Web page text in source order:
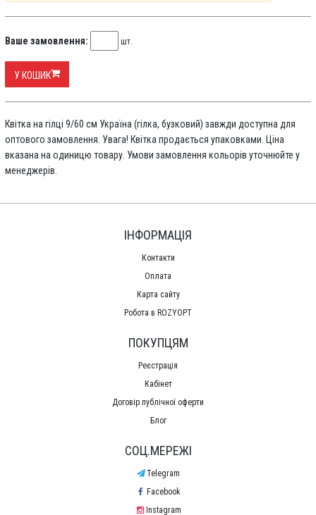
Ваше замовлення: шт.
У КОШИК
Квітка на гілці 9/60 см Україна (гілка, бузковий) завжди доступна для
оптового замовлення. Увага! Квітка продається упаковками. Ціна
вказана на одиницю товару. Умови замовлення кольорів уточнюйте у
менеджерів.
ІНФОРМАЦІЯ
Контакти
Оплата
Карта сайту
Робота в ROZYOPT
ПОКУПЦЯМ
Реєстрація
Кабінет
Договір публічної оферти
Блог
СОЦ.МЕРЕЖІ
Telegram
Facebook
Instagram